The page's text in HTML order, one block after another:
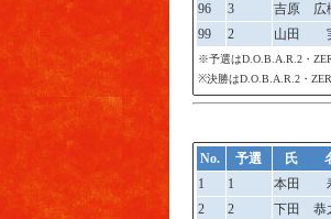
96
3
吉原 広
99
2 山田
※予選はD.O.B.A.R.2・
※決勝はD.O.B.A.R.2・
No. 予選
氏
1
1
本田
2
2
下田 恭